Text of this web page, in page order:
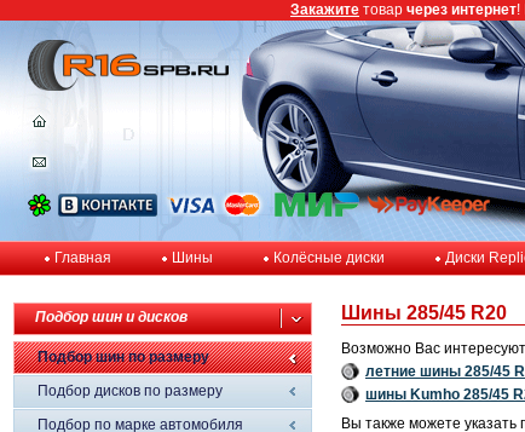
Главная Шины Колёсные диски Диски
Подбор шин и дисков
Подбор шин по размеру
Подбор дисков по размеру
Подбор по марке автомобиля
Шины 285/45 R20
Возможно Вас
летние шины 285/45
шины Kumho 285/45
Вы также можете
Закажите товар через интернет!